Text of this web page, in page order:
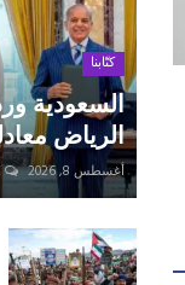
كتّابنا
السعودية
الرياض
أغسطس 8, 2026